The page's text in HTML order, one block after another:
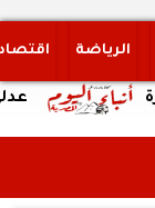
الرياضة
عدلي وعبد